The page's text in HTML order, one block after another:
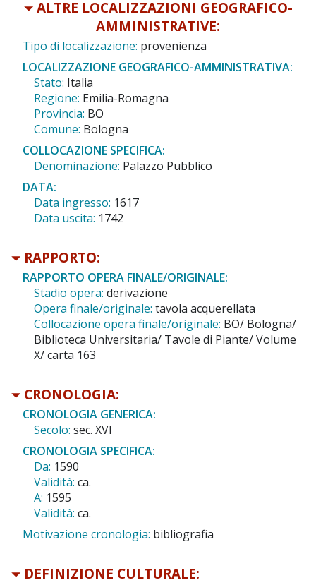
ALTRE LOCALIZZAZIONI GEOGRAFICO-
AMMINISTRATIVE:
Tipo di localizzazione: provenienza
LOCALIZZAZIONE GEOGRAFICO-AMMINISTRATIVA:
Stato: Italia
Regione: Emilia-Romagna
Provincia: BO
Comune: Bologna
COLLOCAZIONE SPECIFICA:
Denominazione: Palazzo Pubblico
DATA:
Data ingresso: 1617
Data uscita: 1742
RAPPORTO:
RAPPORTO OPERA FINALE/ORIGINALE:
Stadio opera: derivazione
Opera finale/originale: tavola acquerellata
Collocazione opera finale/originale: BO/ Bologna/
Biblioteca Universitaria/ Tavole di Piante/ Volume
X/ carta 163
CRONOLOGIA:
CRONOLOGIA GENERICA:
Secolo: sec. XVI
CRONOLOGIA SPECIFICA:
Da: 1590
Validità: ca.
A: 1595
Validità: ca.
Motivazione cronologia: bibliografia
DEFINIZIONE CULTURALE: